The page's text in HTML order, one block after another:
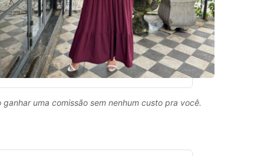
ganhar uma comissão sem nenhum custo pra você.